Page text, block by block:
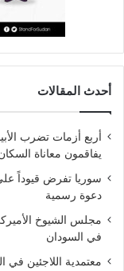
أحدث المقالات
أربع أزمات تضرب
يفاقمون معاناة
سوريا تفرض قيوداً
دعوة رسمية
مجلس الشيوخ
في السودان
معتمدية اللاجئين